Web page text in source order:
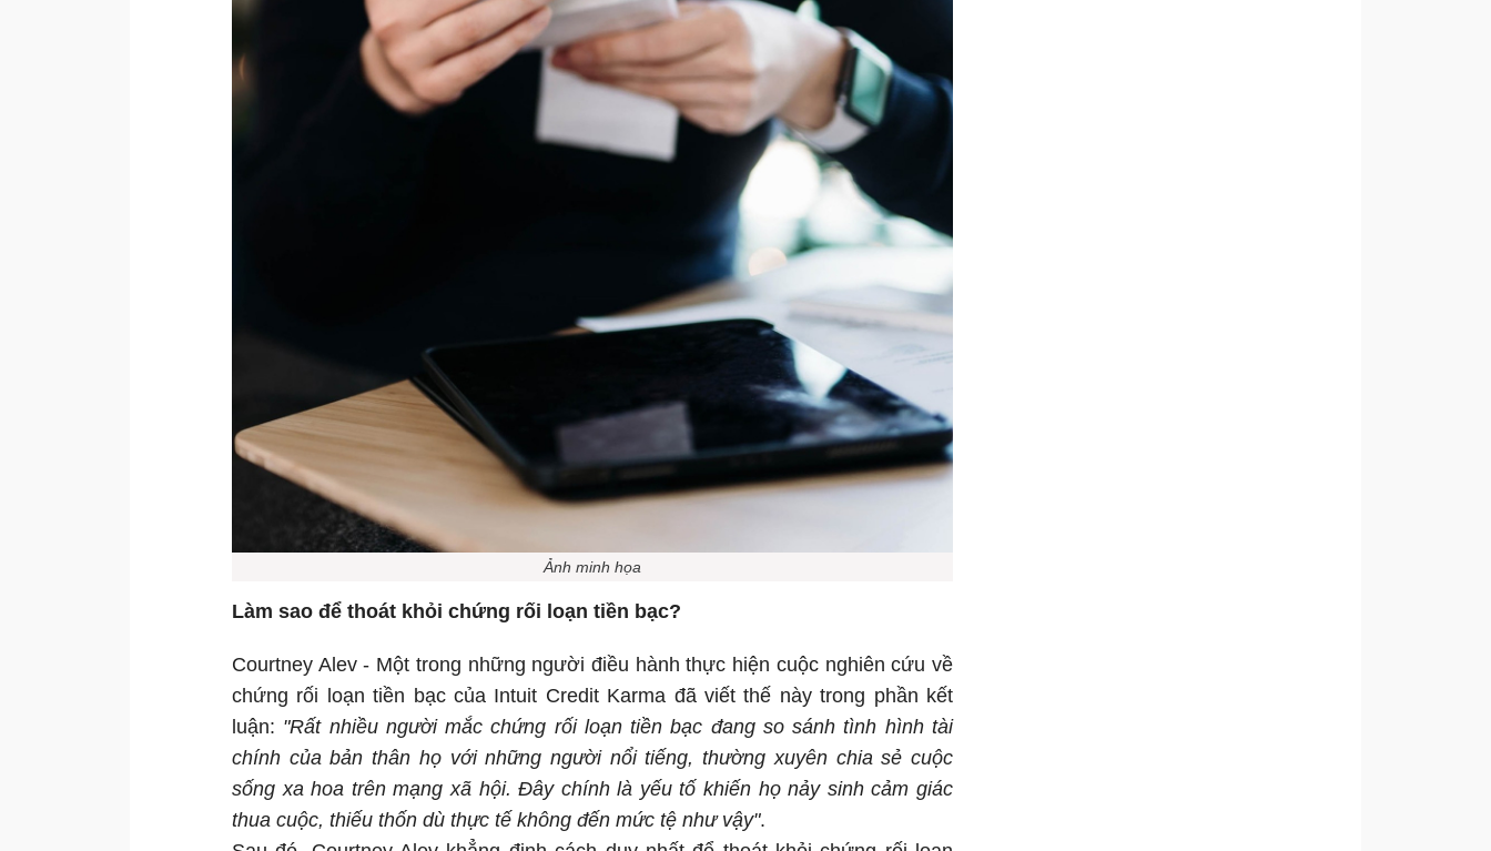
Ảnh minh họa
Làm sao để thoát khỏi chứng rối loạn tiền bạc?
Courtney Alev - Một trong những người điều hành thực hiện cuộc nghiên cứu về
chứng rối loạn tiền bạc của Intuit Credit Karma đã viết thế này trong phần kết
luận: "Rất nhiều người mắc chứng rối loạn tiền bạc đang so sánh tình hình tài
chính của bản thân họ với những người nổi tiếng, thường xuyên chia sẻ cuộc
sống xa hoa trên mạng xã hội. Đây chính là yếu tố khiến họ nảy sinh cảm giác
thua cuộc, thiếu thốn dù thực tế không đến mức tệ như vậy".